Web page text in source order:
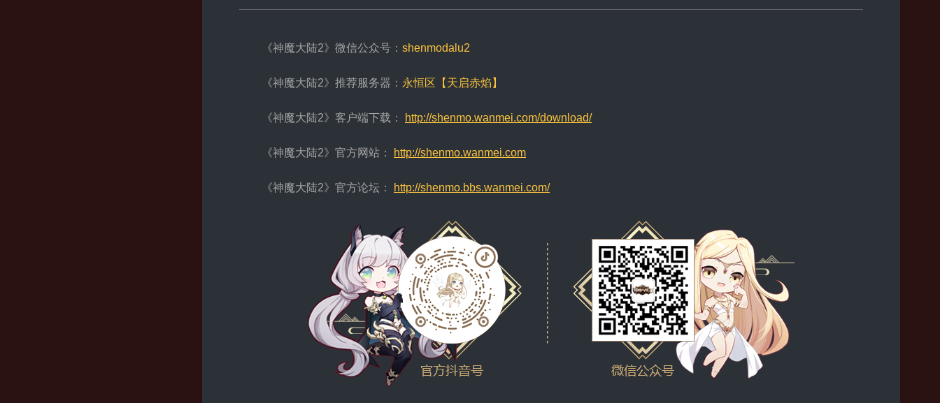
《神魔大陆2》微信公众号： shenmodalu2
《神魔大陆2》推荐服务器： 永恒区【天启赤焰】
《神魔大陆2》客户端下载： http://shenmo.wanmei.com/download/
《神魔大陆2》官方网站： http://shenmo.wanmei.com
《神魔大陆2》官方论坛： http://shenmo.bbs.wanmei.com/